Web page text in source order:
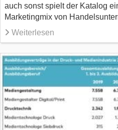
auch sonst spielt der Katalog
Marketingmix von
Weiterlesen